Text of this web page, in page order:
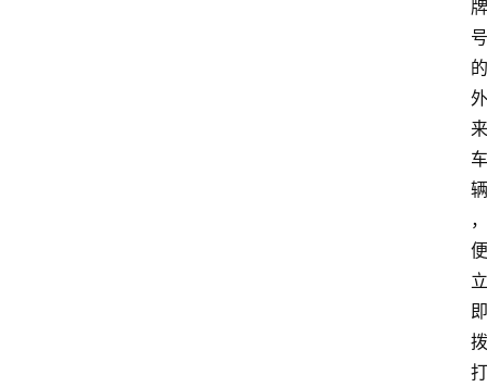
牌
号
的
外
来
车
辆
，
便
立
即
拨
打